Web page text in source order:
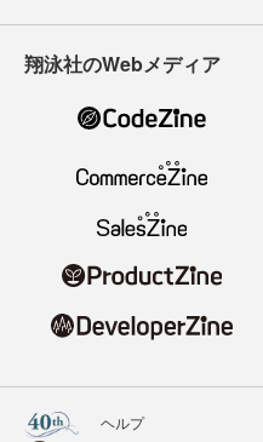
翔泳社のWebメディア
ヘルプ